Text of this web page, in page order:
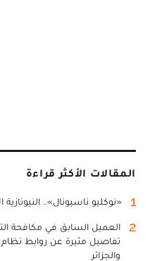
المقالات الأكثر قراءة
1 «نوكليو ناسيونال»..
2
العميل السابق في مكافحة
تفاصيل مثيرة عن روابط نظام
والجزائر